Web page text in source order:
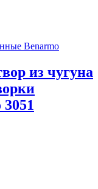
Benarmo
из чугуна